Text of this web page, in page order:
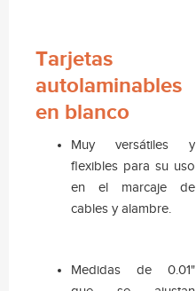
Tarjetas
autolaminables
en blanco
Muy versátiles y
flexibles para su uso
en el marcaje de
cables y alambre.
Medidas de 0.01"